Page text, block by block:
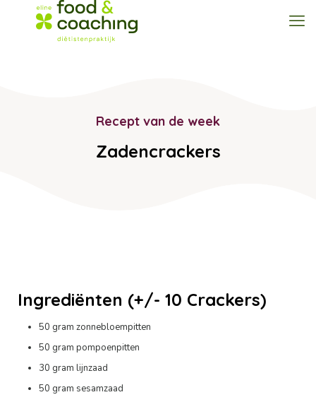
Recept van de week
Zadencrackers
Ingrediënten (+/- 10 Crackers)
50 gram zonnebloempitten
50 gram pompoenpitten
30 gram lijnzaad
50 gram sesamzaad